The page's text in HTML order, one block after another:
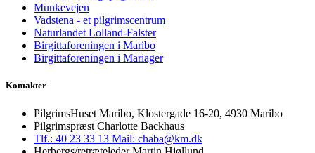
Munkevejen
Vadstena - et pilgrimscentrum
Naturlandet Lolland-Falster
Birgittaforeningen i Maribo
Birgittaforeningen i Mariager
Kontakter
PilgrimsHuset Maribo, Klostergade 16-20, 4930 Maribo
Pilgrimspræst Charlotte Backhaus
Tlf.: 40 23 33 13 Mail: chaba@km.dk